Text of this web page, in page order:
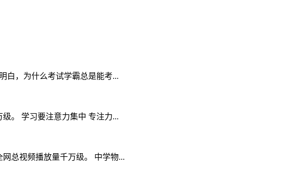
白，为什么考试学霸总是能考...
。 学习要注意力集中 专注力...
总视频播放量千万级。 中学物...